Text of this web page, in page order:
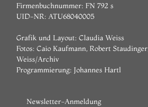
Firmenbuchnummer: FN 792 s
UID-NR: ATU68040005
Grafik und Layout: Claudia Weiss
Fotos: Caio Kaufmann, Robert
Weiss/Archiv
Programmierung:Johannes Hartl
Newsletter-Anmeldung